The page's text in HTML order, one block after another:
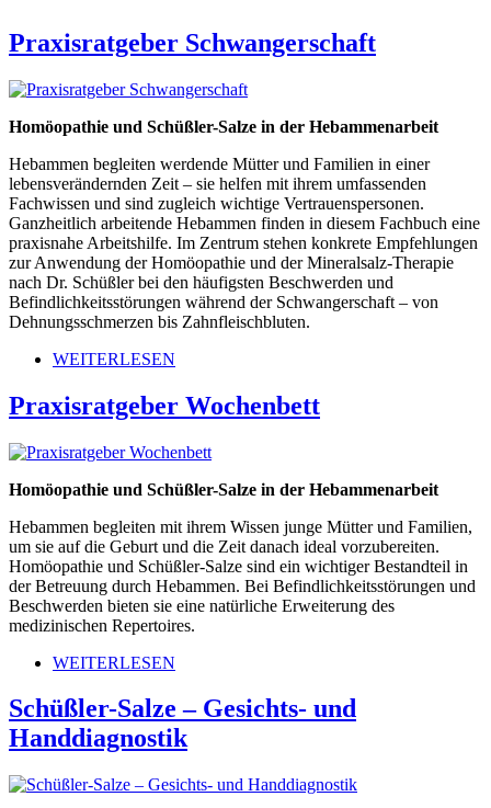
Praxisratgeber Schwangerschaft
Homöopathie und Schüßler-Salze in der Hebammenarbeit
Hebammen begleiten werdende Mütter und Familien in einer
lebensverändernden Zeit – sie helfen mit ihrem umfassenden
Fachwissen und sind zugleich wichtige Vertrauenspersonen.
Ganzheitlich arbeitende Hebammen finden in diesem Fachbuch eine
praxisnahe Arbeitshilfe. Im Zentrum stehen konkrete Empfehlungen
zur Anwendung der Homöopathie und der Mineralsalz-Therapie
nach Dr. Schüßler bei den häufigsten Beschwerden und
Befindlichkeitsstörungen während der Schwangerschaft – von
Dehnungsschmerzen bis Zahnfleischbluten.
WEITERLESEN
Praxisratgeber Wochenbett
Homöopathie und Schüßler-Salze in der Hebammenarbeit
Hebammen begleiten mit ihrem Wissen junge Mütter und Familien,
um sie auf die Geburt und die Zeit danach ideal vorzubereiten.
Homöopathie und Schüßler-Salze sind ein wichtiger Bestandteil in
der Betreuung durch Hebammen. Bei Befindlichkeitsstörungen und
Beschwerden bieten sie eine natürliche Erweiterung des
medizinischen Repertoires.
WEITERLESEN
Schüßler-Salze – Gesichts- und
Handdiagnostik